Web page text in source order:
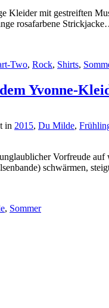
Kleider mit gestreiften
rosafarbene Strickjacke
Two, Rock, Shirts,
Yvonne-
in 2015, Du Milde,
Vorfreude
schwärmen,
, Sommer